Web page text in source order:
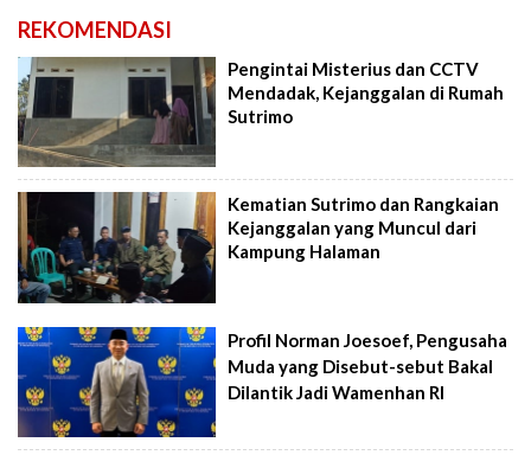
REKOMENDASI
Pengintai Misterius dan CCTV
Mendadak, Kejanggalan di Rumah
Sutrimo
Kematian Sutrimo dan Rangkaian
Kejanggalan yang Muncul dari
Kampung Halaman
Profil Norman Joesoef, Pengusaha
Muda yang Disebut-sebut Bakal
Dilantik Jadi Wamenhan RI